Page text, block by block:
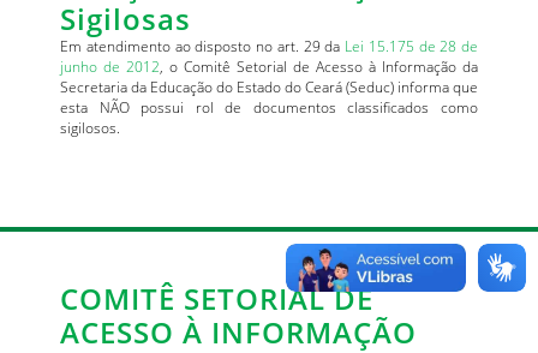
Sigilosas
Em atendimento ao disposto no art. 29 da Lei 15.175 de 28 de
junho de 2012 , o Comitê Setorial de Acesso à Informação da
Secretaria da Educação do Estado do Ceará (Seduc) informa que
esta NÃO possui rol de documentos classificados como
sigilosos.
COMITÊ SETORIAL DE
ACESSO À INFORMAÇÃO